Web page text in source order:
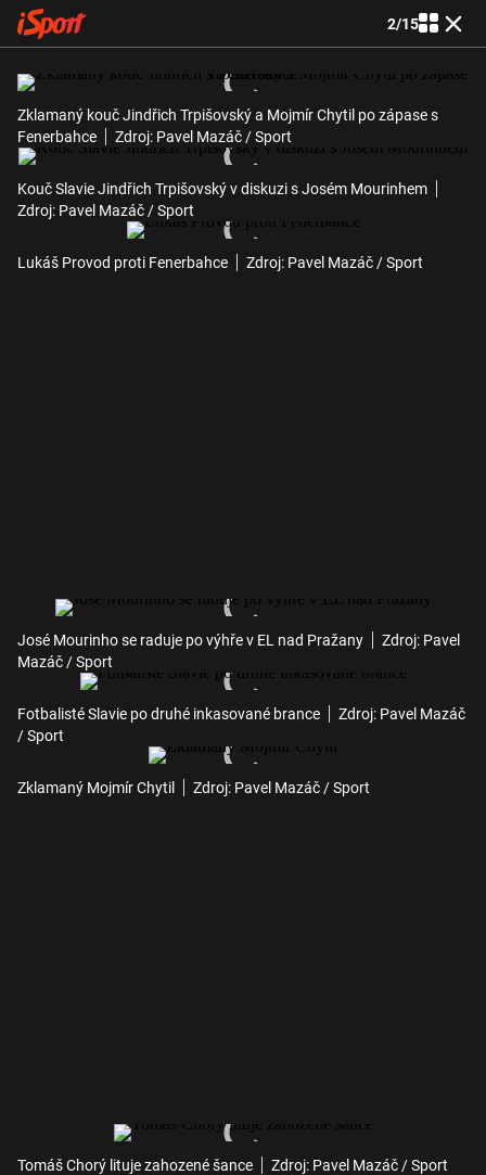
2/15
Zklamaný kouč Jindřich Trpišovský a Mojmír Chytil po zápase s
Fenerbahce
Zdroj: Pavel Mazáč / Sport
Kouč Slavie Jindřich Trpišovský v diskuzi s Josém Mourinhem
Zdroj: Pavel Mazáč / Sport
Lukáš Provod proti Fenerbahce Zdroj: Pavel Mazáč / Sport
José Mourinho se raduje po výhře v EL nad Pražany
Zdroj: Pavel
Mazáč / Sport
Fotbalisté Slavie po druhé inkasované brance
Zdroj: Pavel Mazáč
/ Sport
Zklamaný Mojmír Chytil Zdroj: Pavel Mazáč / Sport
Tomáš Chorý lituje zahozené šance Zdroj: Pavel Mazáč / Sport